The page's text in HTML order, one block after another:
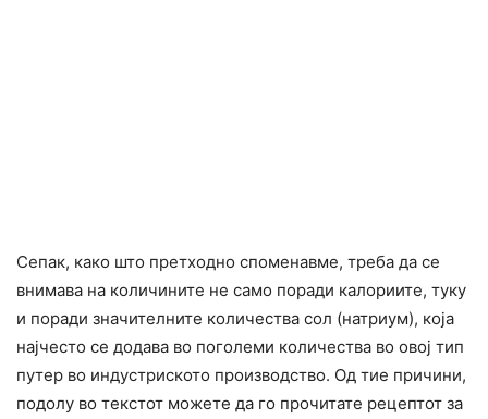
Сепак, како што претходно споменавме, треба да се
внимава на количините не само поради калориите, туку
и поради значителните количества сол (натриум), која
најчесто се додава во поголеми количества во овој тип
путер во индycтpиското производство. Од тие причини,
подолу во текстот можете да го прочитате рецептот за